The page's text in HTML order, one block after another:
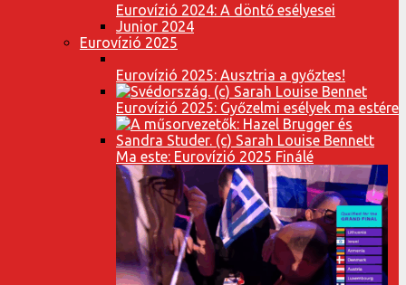
Eurovízió 2024: A döntő esélyesei
Junior 2024
Eurovízió 2025
Eurovízió 2025: Ausztria a győztes!
Eurovízió 2025: Győzelmi esélyek ma estére
Ma este: Eurovízió 2025 Finálé